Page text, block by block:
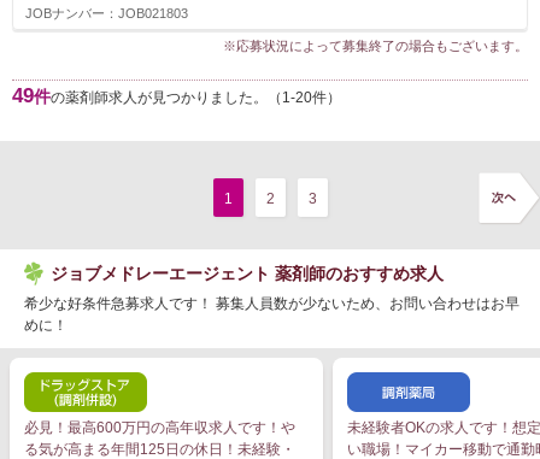
JOBナンバー：JOB021803
※応募状況によって募集終了の場合もございます。
49件の薬剤師求人が見つかりました。（1-20件）
1 2 3
ジョブメドレーエージェント 薬剤師のおすすめ求人
希少な好条件急募求人です！ 募集人員数が少ないため、お問い合わせはお早
めに！
必見！最高600万円の高年収求人です！や
る気が高まる年間125日の休日！未経験・
未経験者OKの求人です！想
い職場！マイカー移動で通勤